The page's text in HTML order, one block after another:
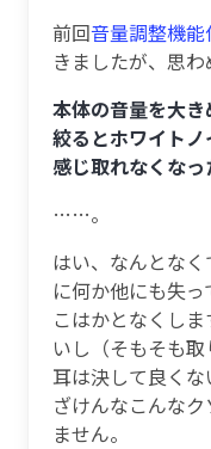
前回音量調整機
きましたが、思わ
本体の音量を大
絞るとホワイト
感じ取れなくなっ
……。
はい、なんとな
に何か他にも失
こはかとなくし
いし（そもそも
耳は決して良く
ざけんなこんな
ません。